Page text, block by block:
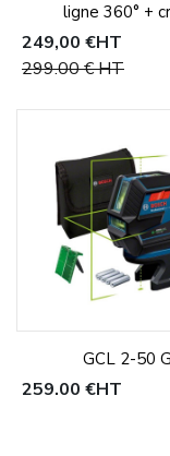
ligne 360° +
249,00 €HT
299,00 €HT
GCL 2-50 G
259,00 €HT